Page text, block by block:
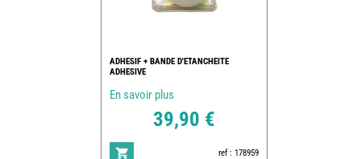
ADHESIF + BANDE D'ETANCHEITE
ADHESIVE
En savoir plus
39,90 €
ref : 178959